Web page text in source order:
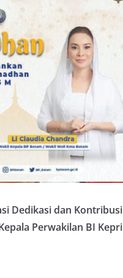
Dedikasi dan Kontribusi
Perwakilan BI Kepri